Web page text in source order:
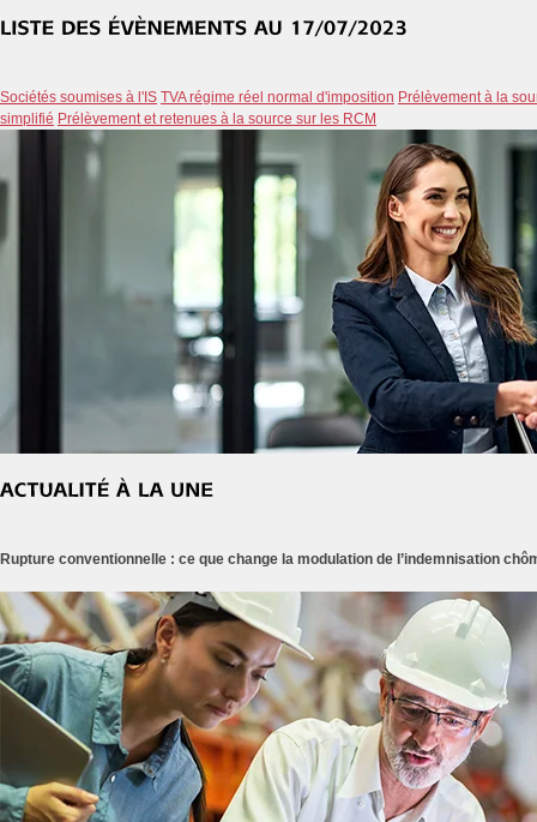
Sociétés soumises à l'IS TVA régime réel normal d'imposition Prélèvement à la
simplifié Prélèvement et retenues à la source sur les RCM
Rupture conventionnelle : ce que change la modulation de l’indemnisation